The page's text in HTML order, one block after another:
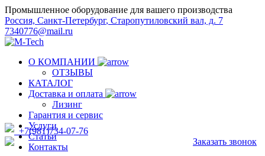
Промышленное оборудование для вашего производства
Россия, Санкт-Петербург, Старопутиловский вал, д. 7
7340776@mail.ru
О КОМПАНИИ
ОТЗЫВЫ
КАТАЛОГ
Доставка и оплата
Лизинг
Гарантия и сервис
Услуги
Статьи
Контакты
+7(981)734-07-76
Заказать звонок